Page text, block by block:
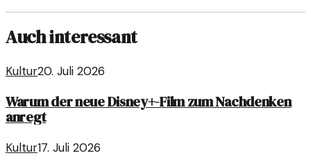
Auch interessant
Kultur20. Juli 2026
Warum der neue Disney+-Film zum Nachdenken
anregt
Kultur17. Juli 2026